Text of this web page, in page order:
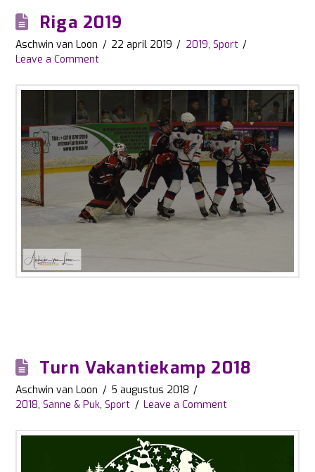
Riga 2019
Aschwin van Loon 22 april 2019 2019, Sport
Leave a Comment
Turn Vakantiekamp 2018
Aschwin van Loon
5 augustus 2018
2018,Sanne & Puk,Sport Leave a Comment